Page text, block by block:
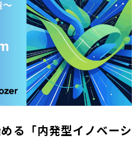
る「内発型イノベーシ